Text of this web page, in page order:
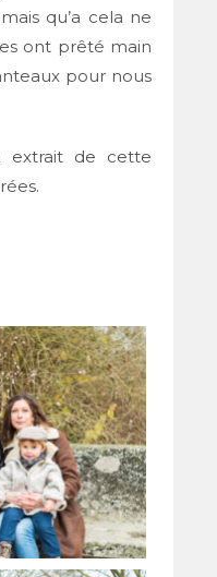
qu’a cela ne
ont prêté main
pour nous
extrait de cette